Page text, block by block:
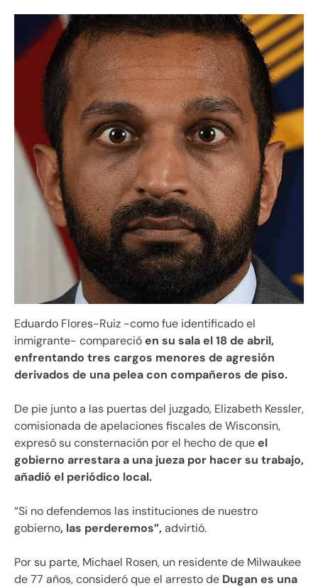
Eduardo Flores-Ruiz -como fue identificado el
inmigrante- comparecióen su sala el 18 de abril,
enfrentando tres cargos menores de agresión
derivados de una pelea con compañeros de piso.
De pie junto a las puertas del juzgado, Elizabeth Kessler,
comisionada de apelaciones fiscales de Wisconsin,
expresó su consternación por el hecho de queel
gobierno arrestara a una jueza por hacer su trabajo,
añadió el periódico local.
“Si no defendemos las instituciones de nuestro
gobierno, las perderemos”, advirtió.
Por su parte, Michael Rosen, un residente de Milwaukee
de 77 años, consideró que el arresto de Dugan es una